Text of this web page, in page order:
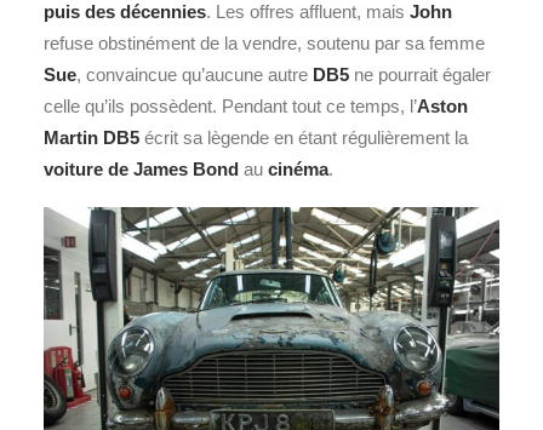
puis des décennies. Les offres affluent, mais John
refuse obstinément de la vendre, soutenu par sa femme
Sue, convaincue qu’aucune autre DB5 ne pourrait égaler
celle qu’ils possèdent. Pendant tout ce temps, l’Aston
Martin DB5 écrit sa lègende en étant régulièrement la
voiture de James Bond au cinéma.